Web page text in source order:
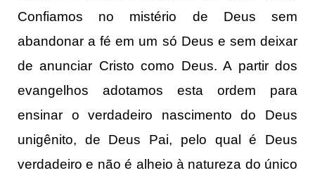
Confiamos no mistério de Deus sem
abandonar a fé em um só Deus e sem deixar
de anunciar Cristo como Deus. A partir dos
evangelhos adotamos esta ordem para
ensinar o verdadeiro nascimento do Deus
unigênito, de Deus Pai, pelo qual é Deus
verdadeiro e não é alheio à natureza do único